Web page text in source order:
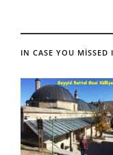
IN CASE YOU MISSED